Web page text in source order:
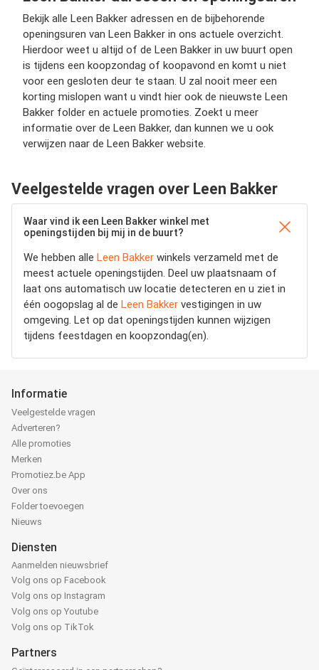
Bekijk alle Leen Bakker adressen en de bijbehorende
openingsuren van Leen Bakker in ons actuele overzicht.
Hierdoor weet u altijd of de Leen Bakker in uw buurt open
is tijdens een koopzondag of koopavond en komt u niet
voor een gesloten deur te staan. U zal nooit meer een
korting mislopen want u vindt hier ook de nieuwste Leen
Bakker folder en actuele promoties. Zoekt u meer
informatie over de Leen Bakker, dan kunnen we u ook
verwijzen naar de Leen Bakker website.
Veelgestelde vragen over Leen Bakker
Waar vind ik een Leen Bakker winkel met
openingstijden bij mij in de buurt?
We hebben alle Leen Bakker winkels verzameld met de
meest actuele openingstijden. Deel uw plaatsnaam of
laat ons automatisch uw locatie detecteren en u ziet in
één oogopslag al de Leen Bakker vestigingen in uw
omgeving. Let op dat openingstijden kunnen wijzigen
tijdens feestdagen en koopzondag(en).
Informatie
Veelgestelde vragen
Adverteren?
Alle promoties
Merken
Promotiez.be App
Over ons
Folder toevoegen
Nieuws
Diensten
Aanmelden nieuwsbrief
Volg ons op Facebook
Volg ons op Instagram
Volg ons op Youtube
Volg ons op TikTok
Partners